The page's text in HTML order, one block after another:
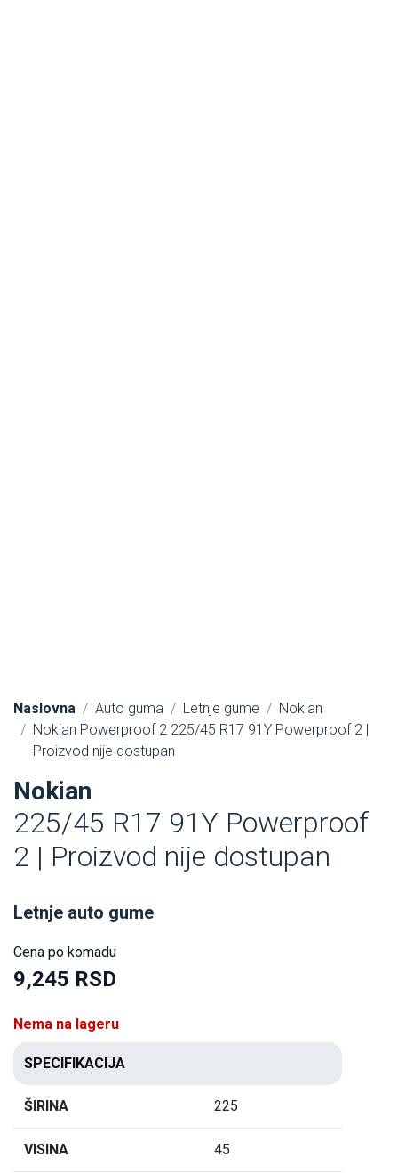
Naslovna Auto guma Letnje gume
Nokian
Nokian Powerproof 2 225/45 R17 91Y Powerproof 2 |
Proizvod nije dostupan
Nokian
225/45 R17 91Y Powerproof
2 | Proizvod nije dostupan
Letnje auto gume
Cena po komadu
9,245 RSD
Nema na lageru
SPECIFIKACIJA
ŠIRINA 225
VISINA 45